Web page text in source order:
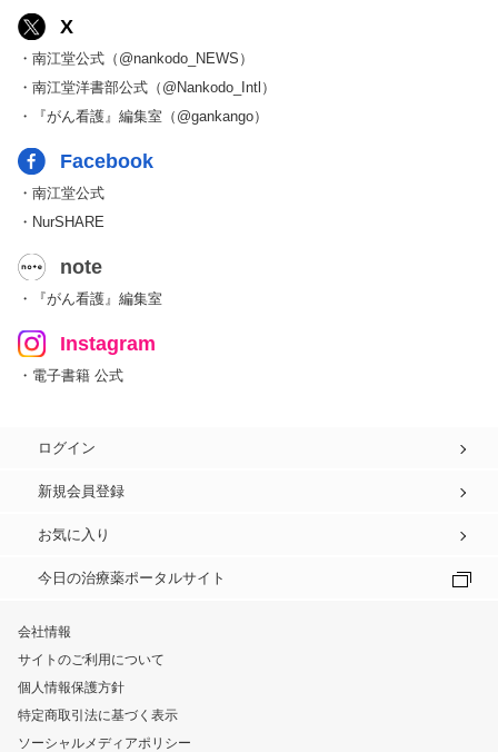
X
・南江堂公式（@nankodo_NEWS）
・南江堂洋書部公式（@Nankodo_Intl）
・『がん看護』編集室（@gankango）
Facebook
・南江堂公式
・NurSHARE
note
・『がん看護』編集室
Instagram
・電子書籍 公式
ログイン
新規会員登録
お気に入り
今日の治療薬ポータルサイト
会社情報
サイトのご利用について
個人情報保護方針
特定商取引法に基づく表示
ソーシャルメディアポリシー